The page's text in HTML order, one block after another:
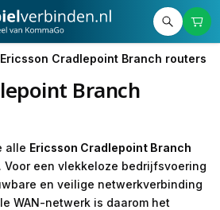
Ericsson Cradlepoint Branch routers
Branch
alle Ericsson Cradlepoint Branch
Voor een vlekkeloze bedrijfsvoering
en veilige netwerkverbinding
WAN-netwerk is daarom het